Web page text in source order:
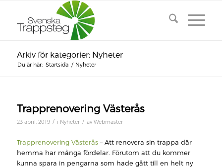
Arkiv för kategorier: Nyheter
Du är här: Startsida / Nyheter
Trapprenovering Västerås
23 april, 2019 / i Nyheter / av Webmaster
Trapprenovering Västerås– Att renovera sin trappa där
hemma har många fördelar. Förutom att du kommer
kunna spara in pengarna som hade gått till en helt ny